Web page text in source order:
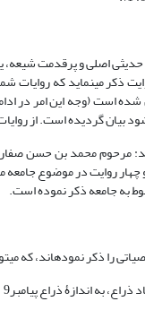
اصلی و پرقدمت
ذکر می‏نماید که روایات
شده است (وجه این امر در
بیان گردیده است. از
مرحوم محمد بن حسن صفار
روایت در موضوع جامعه
به جامعه ذکر نموده است.
را ذکر نموده‏اند، که
می­باشد (همو: 153؛ کلینی، 1365،1 :241).